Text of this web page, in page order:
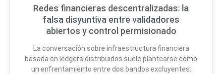
Redes financieras descentralizadas: la
falsa disyuntiva entre validadores
abiertos y control permisionado
La conversación sobre infraestructura financiera
basada en ledgers distribuidos suele plantearse como
un enfrentamiento entre dos bandos excluyentes: